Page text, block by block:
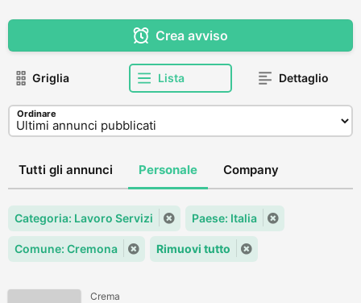
Crea avviso
Griglia Lista Dettaglio
Ordinare
Tutti gli annunci Personale Company
Categoria: Lavoro Servizi Paese: Italia
Comune: Cremona Rimuovi tutto
Crema